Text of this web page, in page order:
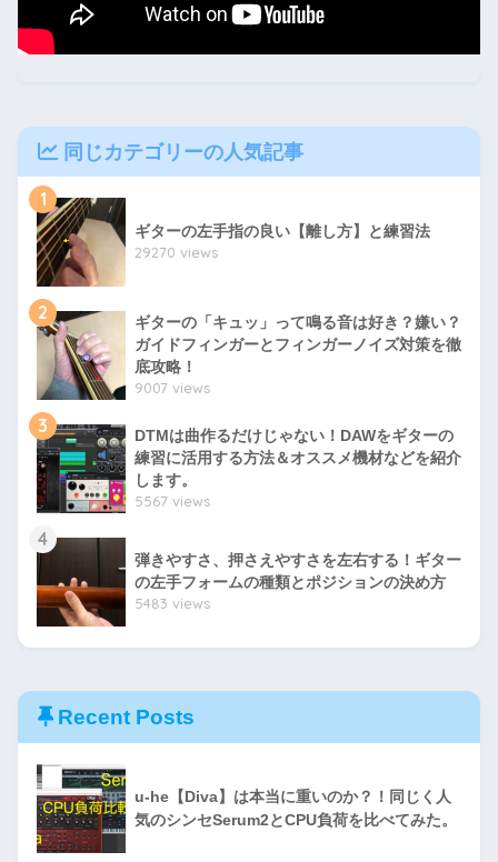
同じカテゴリーの人気記事
1
ギターの左手指の良い【離し方】と練習法
29270 views
2
ギターの「キュッ」って鳴る音は好き？嫌い？
ガイドフィンガーとフィンガーノイズ対策を徹
底攻略！
9007 views
3
DTMは曲作るだけじゃない！DAWをギターの
練習に活用する方法＆オススメ機材などを紹介
します。
5567 views
4
弾きやすさ、押さえやすさを左右する！ギター
の左手フォームの種類とポジションの決め方
5483 views
Recent Posts
u-he【Diva】は本当に重いのか？！同じく人
気のシンセSerum2とCPU負荷を比べてみた。